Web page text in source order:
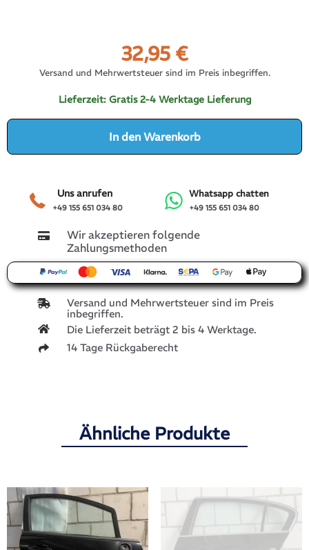
32,95 €
Versand und Mehrwertsteuer sind im Preis inbegriffen.
Lieferzeit: Gratis 2-4 Werktage Lieferung
In den Warenkorb
+49 155 651 034 80
Uns anrufen
+49 155 651 034 80
Whatsapp chatten
Wir akzeptieren folgende
Zahlungsmethoden
Versand und Mehrwertsteuer sind im Preis
inbegriffen.
Die Lieferzeit beträgt 2 bis 4 Werktage.
14 Tage Rückgaberecht
Ähnliche Produkte